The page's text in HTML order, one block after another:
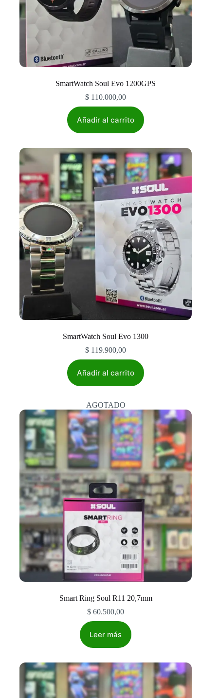
SmartWatch Soul Evo 1200GPS
$ 110.000,00
Añadir al carrito
SmartWatch Soul Evo 1300
$ 119.900,00
Añadir al carrito
AGOTADO
Smart Ring Soul R11 20,7mm
$ 60.500,00
Leer más